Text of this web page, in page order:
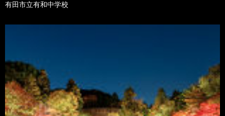
有田市立有和中学校